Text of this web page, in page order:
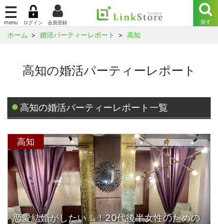
ホーム 婚活パーティーレポート 高知
高知の婚活パーティーレポート
高知の婚活パーティーレポート一覧
恋愛結婚がしたい！！20代後半女性のための
高知